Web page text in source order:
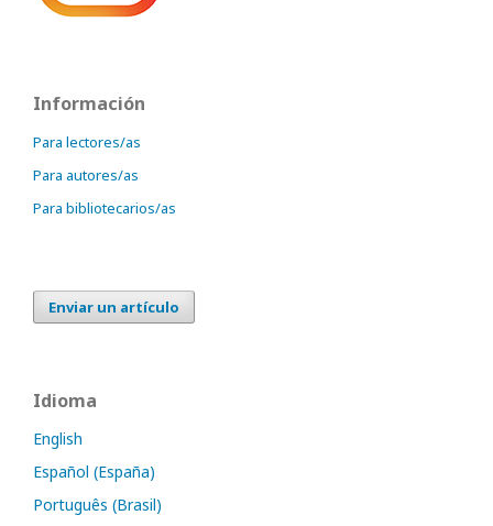
Información
Para lectores/as
Para autores/as
Para bibliotecarios/as
Enviar un artículo
Idioma
English
Español (España)
Português (Brasil)